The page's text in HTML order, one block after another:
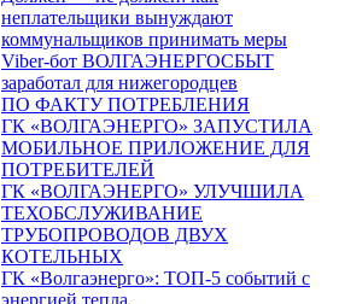
неплательщики вынуждают
коммунальщиков принимать меры
Viber-бот ВОЛГАЭНЕРГОСБЫТ
заработал для нижегородцев
ПО ФАКТУ ПОТРЕБЛЕНИЯ
ГК «ВОЛГАЭНЕРГО» ЗАПУСТИЛА
МОБИЛЬНОЕ ПРИЛОЖЕНИЕ ДЛЯ
ПОТРЕБИТЕЛЕЙ
ГК «ВОЛГАЭНЕРГО» УЛУЧШИЛА
ТЕХОБСЛУЖИВАНИЕ
ТРУБОПРОВОДОВ ДВУХ
КОТЕЛЬНЫХ
ГК «Волгаэнерго»: ТОП-5 событий с